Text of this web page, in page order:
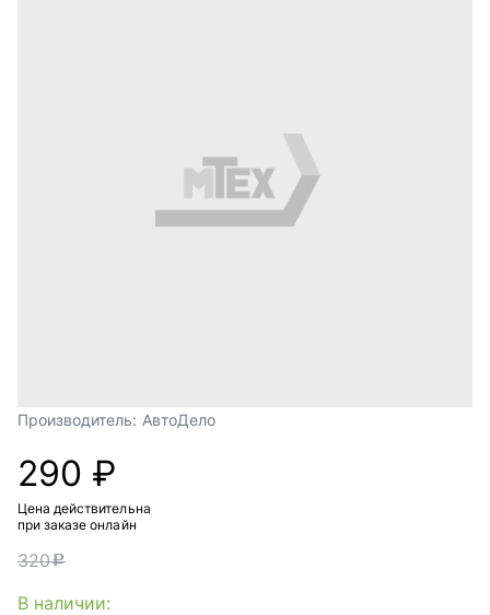
Производитель: АвтоДело
290 ₽
Цена действительна
при заказе онлайн
320c
В наличии: